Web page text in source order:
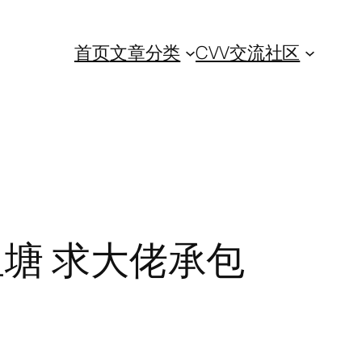
首页文章分类 CVV交流社区
求大佬承包